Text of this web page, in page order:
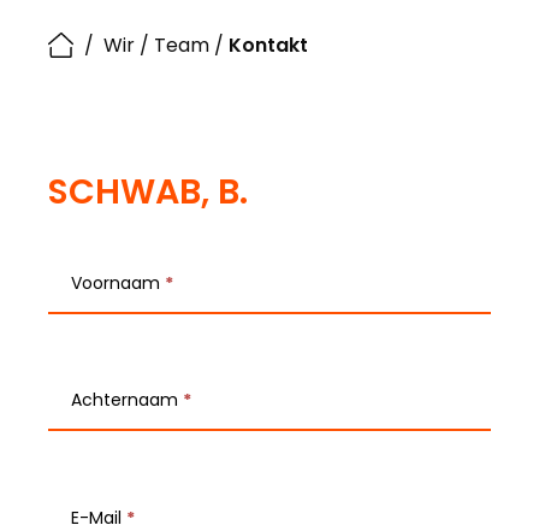
/ Wir / Team / Kontakt
SCHWAB, B.
-
Voornaam *
Achternaam *
E-Mail *